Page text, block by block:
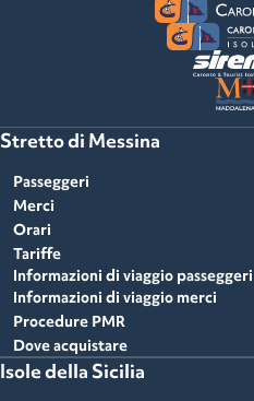
Stretto di Messina
Passeggeri
Merci
Orari
Tariffe
Informazioni di viaggio passeggeri
Informazioni di viaggio merci
Procedure PMR
Dove acquistare
Isole della Sicilia